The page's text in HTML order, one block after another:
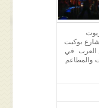
بوكيت
العرب في
والمطاعم